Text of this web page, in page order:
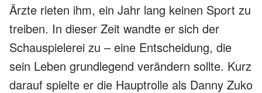
Ärzte rieten ihm, ein Jahr lang keinen Sport zu
treiben. In dieser Zeit wandte er sich der
Schauspielerei zu – eine Entscheidung, die
sein Leben grundlegend verändern sollte. Kurz
darauf spielte er die Hauptrolle als Danny Zuko